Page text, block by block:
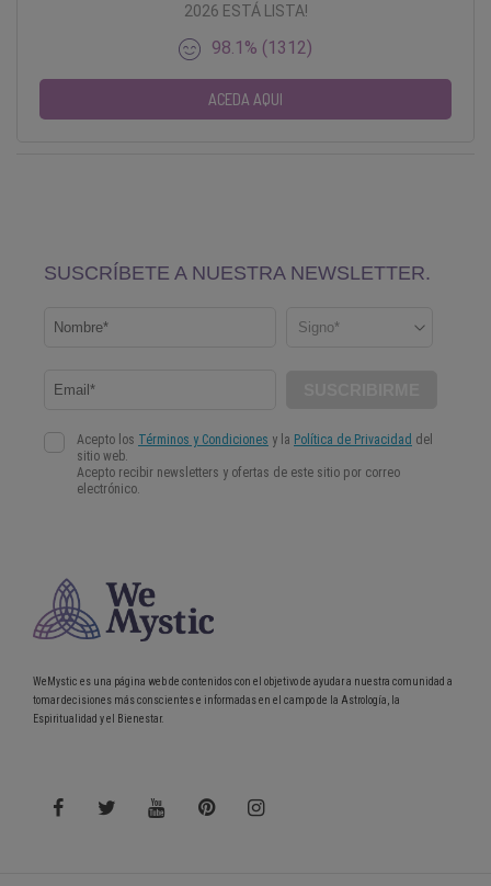
2026 ESTÁ LISTA!
98.1% (1312)
ACEDA AQUI
WeMystic es una página web de contenidos con el objetivo de ayudar a nuestra comunidad a
tomar decisiones más conscientes e informadas en el campo de la Astrología, la
Espiritualidad y el Bienestar.